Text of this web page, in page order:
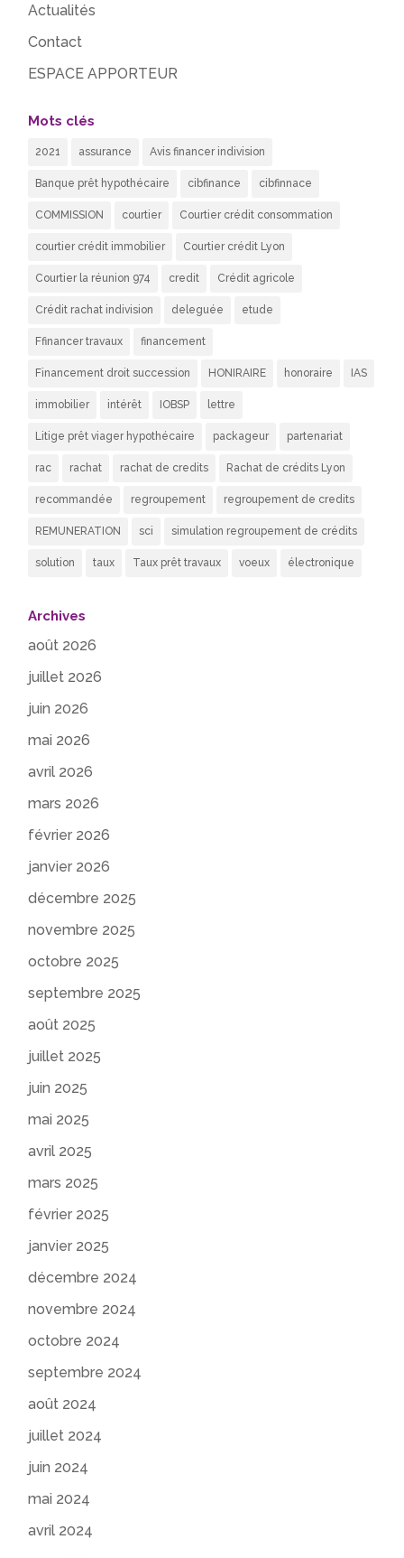
Actualités
Contact
ESPACE APPORTEUR
Mots clés
2021 assurance Avis financer indivision
Banque prêt hypothécaire cibfinance cibfinnace
COMMISSION courtier Courtier crédit consommation
courtier crédit immobilier Courtier crédit Lyon
Courtier la réunion 974 credit Crédit agricole
Crédit rachat indivision deleguée etude
Ffinancer travaux financement
Financement droit succession HONIRAIRE honoraire IAS
immobilier intérêt IOBSP lettre
Litige prêt viager hypothécaire packageur partenariat
rac rachat rachat de credits Rachat de crédits Lyon
recommandée regroupement regroupement de credits
REMUNERATION sci simulation regroupement de crédits
solution taux Taux prêt travaux voeux électronique
Archives
août 2026
juillet 2026
juin 2026
mai 2026
avril 2026
mars 2026
février 2026
janvier 2026
décembre 2025
novembre 2025
octobre 2025
septembre 2025
août 2025
juillet 2025
juin 2025
mai 2025
avril 2025
mars 2025
février 2025
janvier 2025
décembre 2024
novembre 2024
octobre 2024
septembre 2024
août 2024
juillet 2024
juin 2024
mai 2024
avril 2024